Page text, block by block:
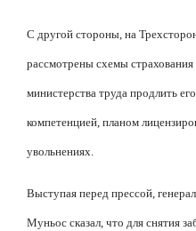
С другой стороны, на
рассмотрены схемы страхования
министерства труда продлить
компетенцией, планом
увольнениях.
Выступая перед прессой,
Муньос сказал, что для снятия